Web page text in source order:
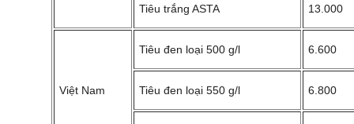
Tiêu trắng ASTA 13.000
Việt Nam
Tiêu đen loại 500 g/l 6.600
Tiêu đen loại 550 g/l 6.800